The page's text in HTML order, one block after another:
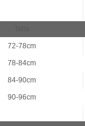
72-78cm
78-84cm
84-90cm
90-96cm